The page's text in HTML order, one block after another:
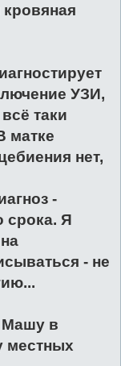
кровяная
УЗИ,
таки
матке
нет,
-
срока. Я
- не
Машу в
местных